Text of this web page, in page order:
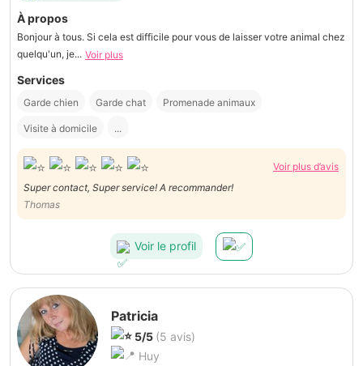
À propos
Bonjour à tous. Si cela est difficile pour vous de laisser votre animal chez
quelqu'un, je... Voir plus
Services
Garde chien Garde chat Promenade animaux
Visite à domicile ...
Voir plus d’avis
Super contact, Super service! A recommander!
Thomas
Voir le profil
Patricia
5/5 (5 avis)
Huy